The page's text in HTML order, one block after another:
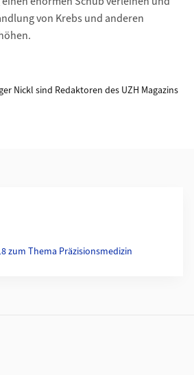
von Krebs und anderen
Nickl sind Redaktoren des UZH Magazins
zum Thema Präzisionsmedizin